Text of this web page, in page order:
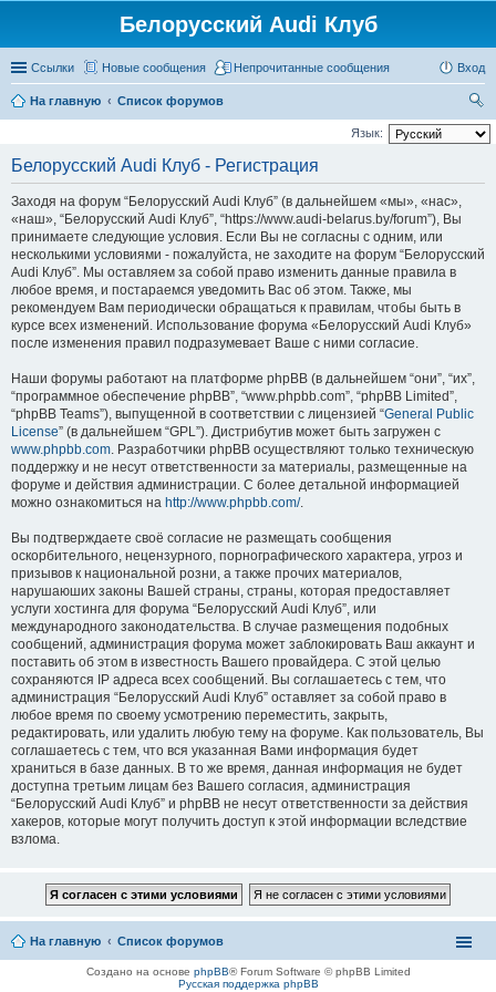
Белорусский Audi Клуб
Ссылки Новые сообщения Непрочитанные сообщения Вход
На главную
Список форумов
ои
Язык:
Белорусский Audi Клуб - Регистрация
Заходя на форум “Белорусский Audi Клуб” (в дальнейшем «мы», «нас»,
«наш», “Белорусский Audi Клуб”, “https://www.audi-belarus.by/forum”), Вы
принимаете следующие условия. Если Вы не согласны с одним, или
несколькими условиями - пожалуйста, не заходите на форум “Белорусский
Audi Клуб”. Мы оставляем за собой право изменить данные правила в
любое время, и постараемся уведомить Вас об этом. Также, мы
рекомендуем Вам периодически обращаться к правилам, чтобы быть в
курсе всех изменений. Использование форума «Белорусский Audi Клуб»
после изменения правил подразумевает Ваше с ними согласие.
Наши форумы работают на платформе phpBB (в дальнейшем “они”, “их”,
“программное обеспечение phpBB”, “www.phpbb.com”, “phpBB Limited”,
“phpBB Teams”), выпущенной в соответствии с лицензией “General Public
License” (в дальнейшем “GPL”). Дистрибутив может быть загружен с
www.phpbb.com. Разработчики phpBB осуществляют только техническую
поддержку и не несут ответственности за материалы, размещенные на
форуме и действия администрации. С более детальной информацией
можно ознакомиться на http://www.phpbb.com/.
Вы подтверждаете своё согласие не размещать сообщения
оскорбительного, нецензурного, порнографического характера, угроз и
призывов к национальной розни, а также прочих материалов,
нарушаюших законы Вашей страны, страны, которая предоставляет
услуги хостинга для форума “Белорусский Audi Клуб”, или
международного законодательства. В случае размещения подобных
сообщений, администрация форума может заблокировать Ваш аккаунт и
поставить об этом в известность Вашего провайдера. С этой целью
сохраняются IP адреса всех сообщений. Вы соглашаетесь с тем, что
администрация “Белорусский Audi Клуб” оставляет за собой право в
любое время по своему усмотрению переместить, закрыть,
редактировать, или удалить любую тему на форуме. Как пользователь, Вы
соглашаетесь с тем, что вся указанная Вами информация будет
храниться в базе данных. В то же время, данная информация не будет
доступна третьим лицам без Вашего согласия, администрация
“Белорусский Audi Клуб” и phpBB не несут ответственности за действия
хакеров, которые могут получить доступ к этой информации вследствие
взлома.
На главную Список форумов
Создано на основе phpBB® Forum Software © phpBB Limited
Русская поддержка phpBB